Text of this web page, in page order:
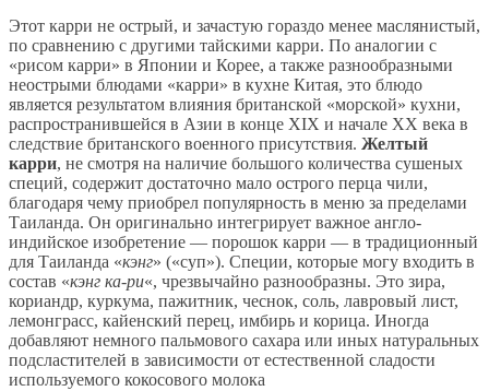
Этот карри не острый, и зачастую гораздо менее маслянистый,
по сравнению с другими тайскими карри. По аналогии с
«рисом карри» в Японии и Корее, а также разнообразными
неострыми блюдами «карри» в кухне Китая, это блюдо
является результатом влияния британской «морской» кухни,
распространившейся в Азии в конце XIX и начале XX века в
следствие британского военного присутствия. Желтый
карри, не смотря на наличие большого количества сушеных
специй, содержит достаточно мало острого перца чили,
благодаря чему приобрел популярность в меню за пределами
Таиланда. Он оригинально интегрирует важное англо-
индийское изобретение — порошок карри — в традиционный
для Таиланда «кэнг» («суп»). Специи, которые могу входить в
состав «кэнг ка-ри«, чрезвычайно разнообразны. Это зира,
кориандр, куркума, пажитник, чеснок, соль, лавровый лист,
лемонграсс, кайенский перец, имбирь и корица. Иногда
добавляют немного пальмового сахара или иных натуральных
подсластителей в зависимости от естественной сладости
используемого кокосового молока